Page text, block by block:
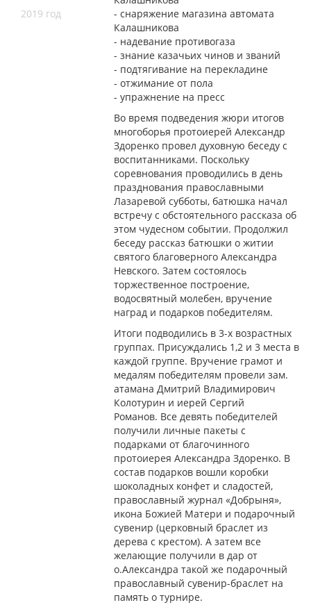
2019 год
- снаряжение магазина автомата
Калашникова
- надевание противогаза
- знание казачьих чинов и званий
- подтягивание на перекладине
- отжимание от пола
- упражнение на пресс
Во время подведения жюри итогов
многоборья протоиерей Александр
Здоренко провел духовную беседу с
воспитанниками. Поскольку
соревнования проводились в день
празднования православными
Лазаревой субботы, батюшка начал
встречу с обстоятельного рассказа об
этом чудесном событии. Продолжил
беседу рассказ батюшки о житии
святого благоверного Александра
Невского. Затем состоялось
торжественное построение,
водосвятный молебен, вручение
наград и подарков победителям.
Итоги подводились в 3-х возрастных
группах. Присуждались 1,2 и 3 места в
каждой группе. Вручение грамот и
медалям победителям провели зам.
атамана Дмитрий Владимирович
Колотурин и иерей Сергий
Романов. Все девять победителей
получили личные пакеты с
подарками от благочинного
протоиерея Александра Здоренко. В
состав подарков вошли коробки
шоколадных конфет и сладостей,
православный журнал «Добрыня»,
икона Божией Матери и подарочный
сувенир (церковный браслет из
дерева с крестом). А затем все
желающие получили в дар от
о.Александра такой же подарочный
православный сувенир-браслет на
память о турнире.